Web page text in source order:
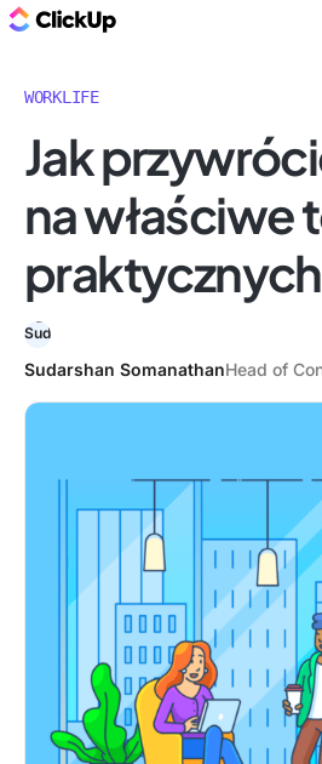
WORKLIFE
Jak
na właściwe
Sudarshan SomanathanHead of